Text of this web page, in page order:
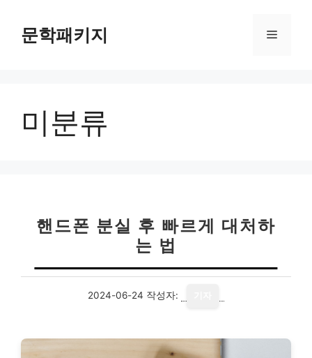
문학패키지 메
미분류
핸드폰 분실 후 빠르게 대처하
는 법
2024-06-24 작성자: